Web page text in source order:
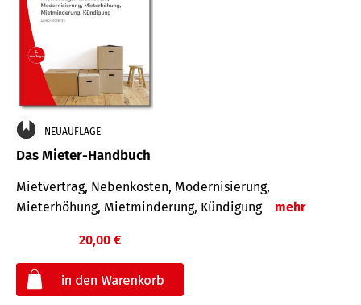
NEUAUFLAGE
Das Mieter-Handbuch
Mietvertrag, Nebenkosten, Modernisierung,
Mieterhöhung, Mietminderung, Kündigung
mehr
20,00 €